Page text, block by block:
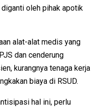
oleh pihak apotik
alat-alat medis yang
dan cenderung
kurangnya tenaga kerja
biaya di RSUD.
hal ini, perlu